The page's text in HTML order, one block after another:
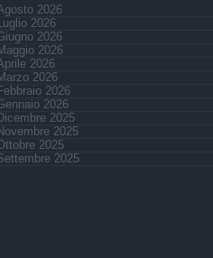
2026
Luglio 2026
2026
2026
2026
2026
2026
2026
2025
2025
2025
2025